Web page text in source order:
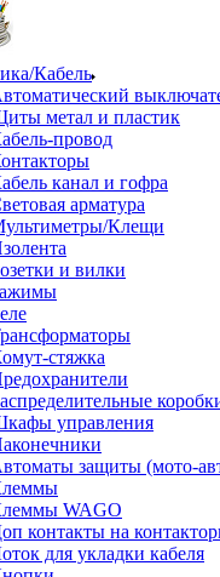
Кабель
метал и пластик
провод
канал и гофра
арматура
Клещи
и вилки
стяжка
управления
защиты (мото-
WAGO
контакты на
для укладки кабеля